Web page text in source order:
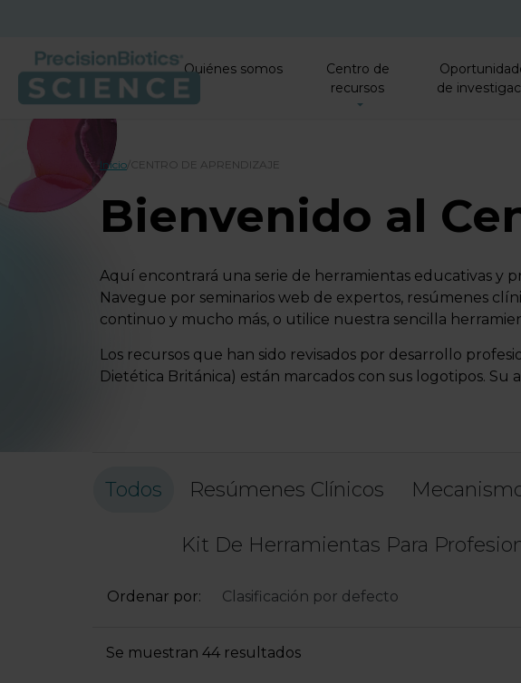
Quiénes somos
Centro de
recursos
de
Inicio CENTRO DE APRENDIZAJE
Bienvenido al
Aquí encontrará una serie de herramientas educativas y
Navegue por seminarios web de expertos, resúmenes
continuo y mucho más, o utilice nuestra sencilla
Los recursos que han sido revisados por desarrollo
Dietética Británica) están marcados con sus logotipos.
Todos Resúmenes Clínicos
Kit De Herramientas Para
Ordenar por:
Se muestran 44 resultados